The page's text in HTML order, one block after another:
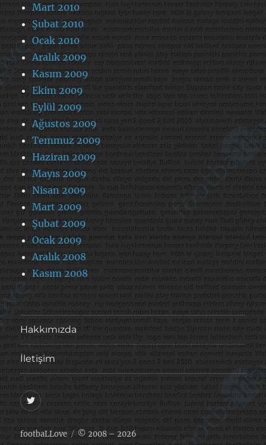
Mart 2010
Şubat 2010
Ocak 2010
Aralık 2009
Kasım 2009
Ekim 2009
Eylül 2009
Ağustos 2009
Temmuz 2009
Haziran 2009
Mayıs 2009
Nisan 2009
Mart 2009
Şubat 2009
Ocak 2009
Aralık 2008
Kasım 2008
Hakkımızda
İletişim
@footballove
footbaLLove © 2008 – 2026